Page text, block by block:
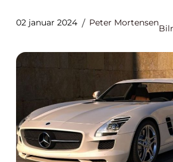
02 januar 2024 Peter Mortensen